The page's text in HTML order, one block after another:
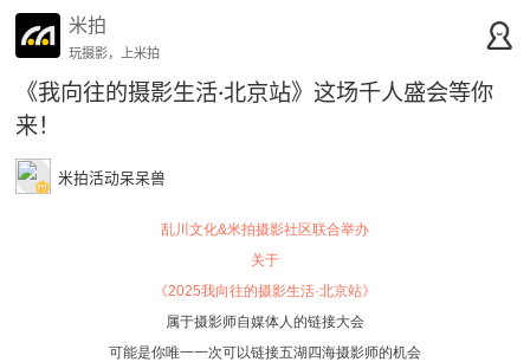
米拍
玩摄影，上米拍
《我向往的摄影生活·北京站》这场千人盛会等你
来！
米拍活动呆呆兽
乱川文化&米拍摄影社区联合举办
关于
《2025我向往的摄影生活·北京站》
属于摄影师自媒体人的链接大会
可能是你唯一一次可以链接五湖四海摄影师的机会